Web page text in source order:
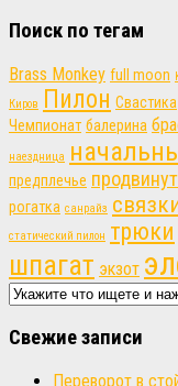
Поиск по тегам
Brass Monkey full moon
Киров Пилон Свастика
Чемпионат балерина
наездница
предплечье
рогатка санрайз
статический пилон трюки
шпагат экзот
Свежие записи
Переворот в